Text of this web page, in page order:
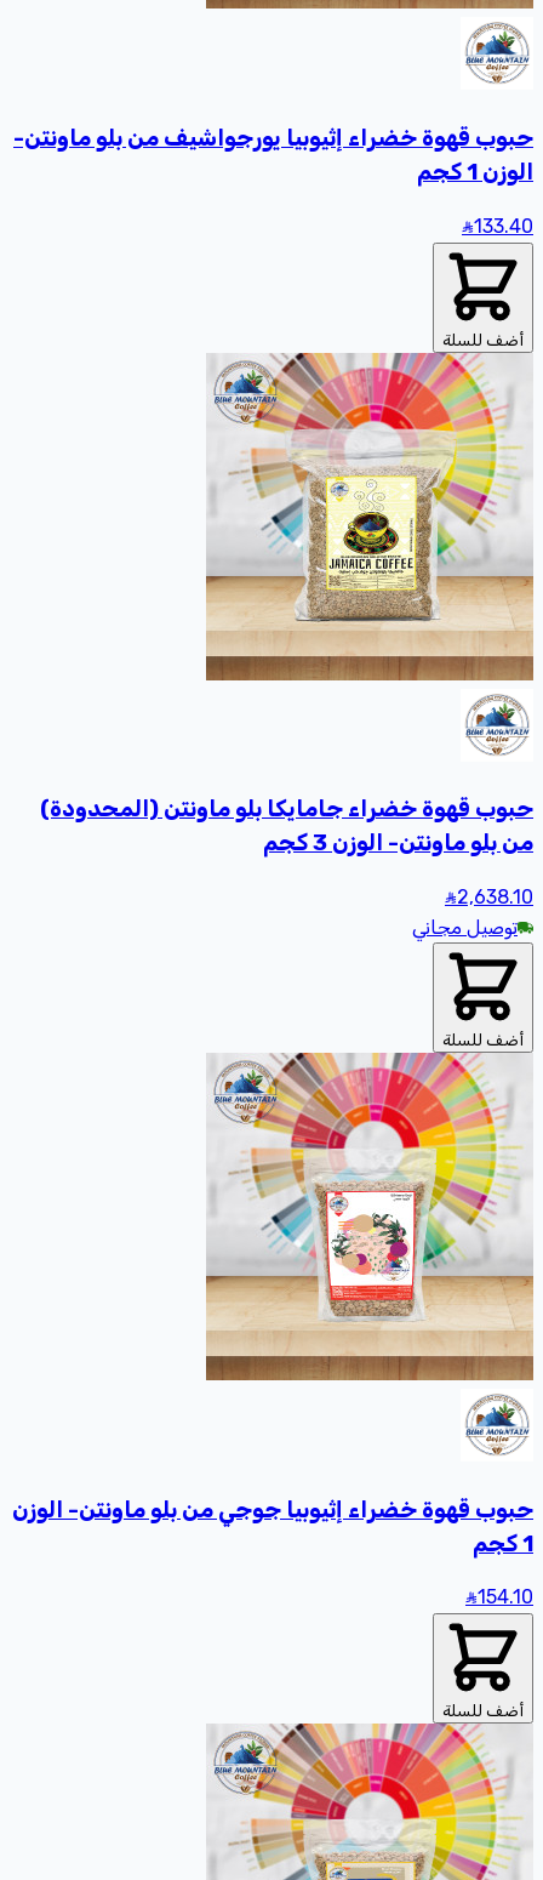
حبوب قهوة خضراء إثيوبيا يورجواشيف من بلو ماونتن-
الوزن 1 كجم
133.40
أضف للسلة
حبوب قهوة خضراء جامايكا بلو ماونتن (المحدودة)
من بلو ماونتن- الوزن 3 كجم
2,638.10
توصيل مجاني
أضف للسلة
حبوب قهوة خضراء إثيوبيا جوجي من بلو ماونتن- الوزن
1 كجم
154.10
أضف للسلة